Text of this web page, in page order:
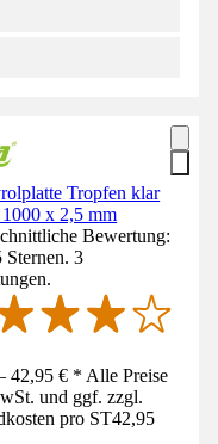
Tropfen klar
x 2,5 mm
Bewertung:
Sternen. 3
42,95 € * Alle Preise
und ggf. zzgl.
pro ST42,95